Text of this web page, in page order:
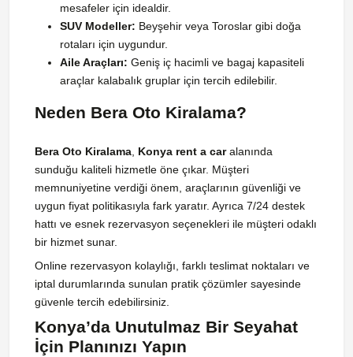
mesafeler için idealdir.
SUV Modeller: Beyşehir veya Toroslar gibi doğa
rotaları için uygundur.
Aile Araçları: Geniş iç hacimli ve bagaj kapasiteli
araçlar kalabalık gruplar için tercih edilebilir.
Neden Bera Oto Kiralama?
Bera Oto Kiralama Konya rent a caralanında
sunduğu kaliteli hizmetle öne çıkar. Müşteri
memnuniyetine verdiği önem, araçlarının güvenliği ve
uygun fiyat politikasıyla fark yaratır. Ayrıca 7/24 destek
hattı ve esnek rezervasyon seçenekleri ile müşteri odaklı
bir hizmet sunar.
Online rezervasyon kolaylığı, farklı teslimat noktaları ve
iptal durumlarında sunulan pratik çözümler sayesinde
güvenle tercih edebilirsiniz.
Konya’da Unutulmaz Bir Seyahat
İçin Planınızı Yapın